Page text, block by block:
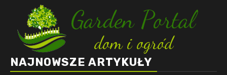
NAJNOWSZE ARTYKUŁY